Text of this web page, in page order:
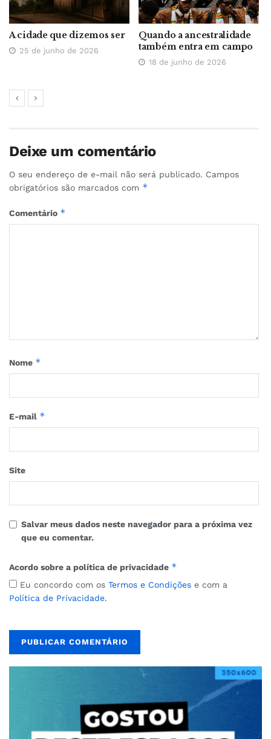
A cidade que dizemos ser
25 de junho de 2026
Quando a ancestralidade
também entra em campo
18 de junho de 2026
Deixe um comentário
O seu endereço de e-mail não será publicado. Campos
obrigatórios são marcados com *
Comentário *
Nome *
E-mail *
Site
Salvar meus dados neste navegador para a próxima vez
que eu comentar.
Acordo sobre a política de privacidade *
Eu concordo com os Termos e Condições e com a
Política de Privacidade.